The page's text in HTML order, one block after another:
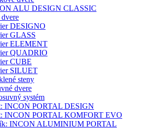
ALU DESIGN CLASSIC
DESIGNO
GLASS
ELEMENT
QUADRIO
CUBE
SILUET
steny
dvere
systém
INCON PORTAL DESIGN
INCON PORTAL KOMFORT EVO
INCON ALUMINIUM PORTAL